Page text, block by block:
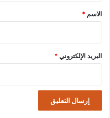
*
الاسم *
البريد الإلكتروني*